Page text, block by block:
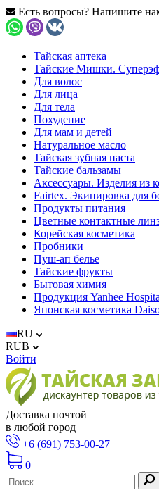
Есть вопросы? Напишите
Тайская аптека
Тайские Мишки.
Для волос
Для лица
Для тела
Похудение
Для мам и детей
Натуральное масло
Тайская зубная паста
Тайские бальзамы
Аксессуары. Изделия из
Fairtex. Экипировка для
Продукты питания
Цветные контактные
Корейская косметика
Пробники
Пуш-ап белье
Тайские фрукты
Бытовая химия
Продукция Yanhee
Японская косметика
RU
RUB
Войти
Доставка почтой
в любой город
+6 (691) 753-00-27
0